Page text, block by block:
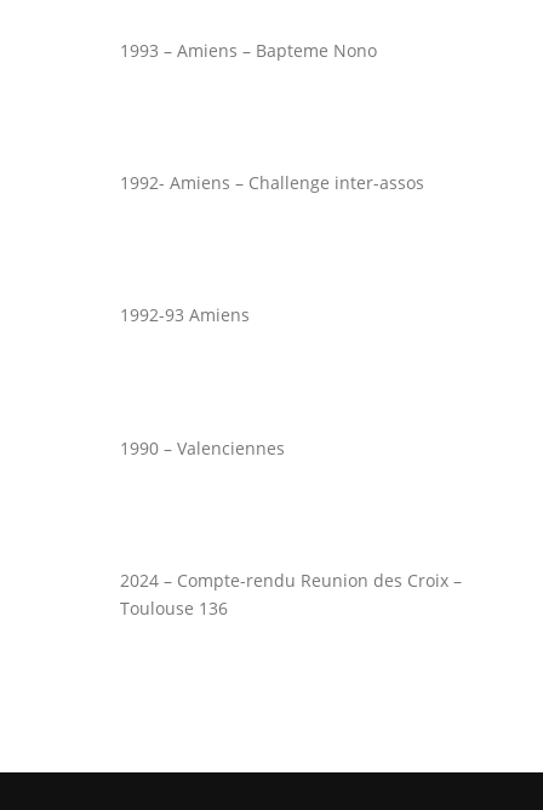
1993 – Amiens – Bapteme Nono
1992- Amiens – Challenge inter-assos
1992-93 Amiens
1990 – Valenciennes
2024 – Compte-rendu Reunion des Croix –
Toulouse 136